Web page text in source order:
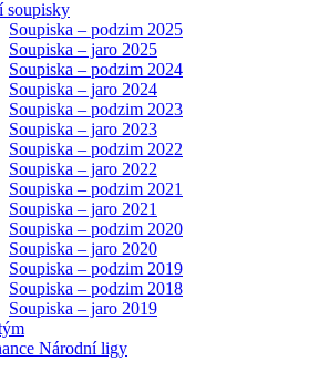
soupisky
Soupiska – podzim 2025
Soupiska – jaro 2025
Soupiska – podzim 2024
Soupiska – jaro 2024
Soupiska – podzim 2023
Soupiska – jaro 2023
Soupiska – podzim 2022
Soupiska – jaro 2022
Soupiska – podzim 2021
Soupiska – jaro 2021
Soupiska – podzim 2020
Soupiska – jaro 2020
Soupiska – podzim 2019
Soupiska – podzim 2018
Soupiska – jaro 2019
Národní ligy